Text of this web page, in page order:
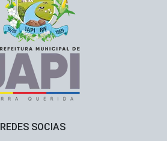
REDES SOCIAS